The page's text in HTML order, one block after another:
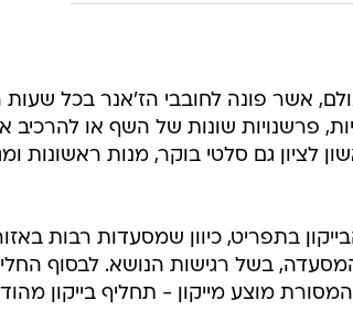
אשר פונה לחובבי הז'אנר בכל שעות
פרשנויות שונות של השף או להרכיב
לציון גם סלטי בוקר, מנות ראשונות
בתפריט, כיוון שמסעדות רבות
בשל רגישות הנושא. לבסוף
מוצע מייקון - תחליף בייקון